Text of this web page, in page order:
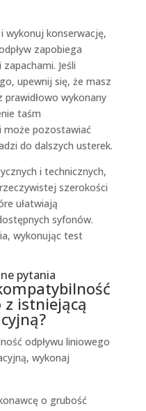
wykonuj konserwację,
zapobiega
Jeśli
upewnij się, że masz
prawidłowo wykonany
taśm
może pozostawiać
do dalszych usterek.
i technicznych,
szerokości
ułatwiają
syfonów.
wykonując test
pytania
z istniejącą
odpływu liniowego
wykonaj
o grubość